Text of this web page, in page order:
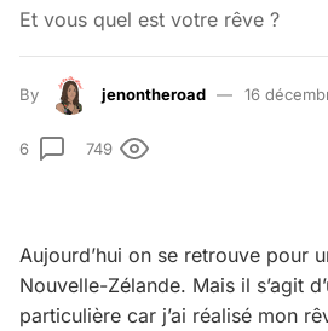
Et vous quel est votre rêve ?
By jenontheroad 16
6 749
Aujourd’hui on se retrouve pour
Nouvelle-Zélande. Mais il s’agit
particulière car j’ai réalisé mon